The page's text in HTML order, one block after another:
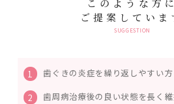
ご提案していま
SUGGESTION
1 歯ぐきの炎症を繰り返しやすい方
2 歯周病治療後の良い状態を長く